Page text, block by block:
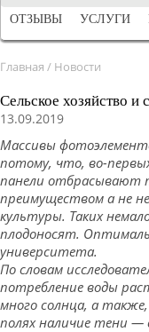
ОТЗЫВЫ
УСЛУГИ
Главная / Новости
Сельское хозяйство
13.09.2019
Массивы
потому, что, во-
панели отбрасывают
преимуществом а не
культуры. Таких
плодоносят.
университета.
По словам
потребление воды
много солнца, а
полях наличие тени